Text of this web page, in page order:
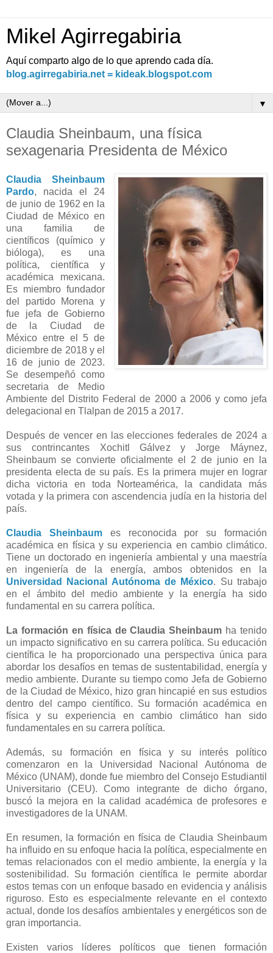
Mikel Agirregabiria
Aquí comparto algo de lo que aprendo cada día.
blog.agirregabiria.net = kideak.blogspot.com
▼
Claudia Sheinbaum, una física
sexagenaria Presidenta de México
Claudia Sheinbaum
Pardo, nacida el 24
de junio de 1962 en la
Ciudad de México en
una familia de
científicos (químico y
bióloga), es una
política, científica y
académica mexicana.
Es miembro fundador
del partido Morena y
fue jefa de Gobierno
de la Ciudad de
México entre el 5 de
diciembre de 2018 y el
16 de junio de 2023.
Se desempeñó como
secretaria de Medio
Ambiente del Distrito Federal de 2000 a 2006 y como jefa
delegacional en Tlalpan de 2015 a 2017.
Después de vencer en las elecciones federales de 2024 a
sus contrincantes Xochitl Gálvez y Jorge Máynez,
Sheinbaum se convierte oficialmente el 2 de junio en la
presidenta electa de su país. Es la primera mujer en lograr
dicha victoria en toda Norteamérica, la candidata más
votada y la primera con ascendencia judía en la historia del
país.
Claudia Sheinbaum
es reconocida por su formación
académica en física y su experiencia en cambio climático.
Tiene un doctorado en ingeniería ambiental y una maestría
en ingeniería de la energía, ambos obtenidos en la
Universidad Nacional Autónoma de México. Su trabajo
en el ámbito del medio ambiente y la energía ha sido
fundamental en su carrera política.
La formación en física de Claudia Sheinbaum ha tenido
un impacto significativo en su carrera política. Su educación
científica le ha proporcionado una perspectiva única para
abordar los desafíos en temas de sustentabilidad, energía y
medio ambiente. Durante su tiempo como Jefa de Gobierno
de la Ciudad de México, hizo gran hincapié en sus estudios
dentro del campo científico. Su formación académica en
física y su experiencia en cambio climático han sido
fundamentales en su carrera política.
Además, su formación en física y su interés político
comenzaron en la Universidad Nacional Autónoma de
México (UNAM), donde fue miembro del Consejo Estudiantil
Universitario (CEU). Como integrante de dicho órgano,
buscó la mejora en la calidad académica de profesores e
investigadores de la UNAM.
En resumen, la formación en física de Claudia Sheinbaum
ha influido en su enfoque hacia la política, especialmente en
temas relacionados con el medio ambiente, la energía y la
sostenibilidad. Su formación científica le permite abordar
estos temas con un enfoque basado en evidencia y análisis
riguroso. Esto es especialmente relevante en el contexto
actual, donde los desafíos ambientales y energéticos son de
gran importancia.
Existen varios líderes políticos que tienen formación